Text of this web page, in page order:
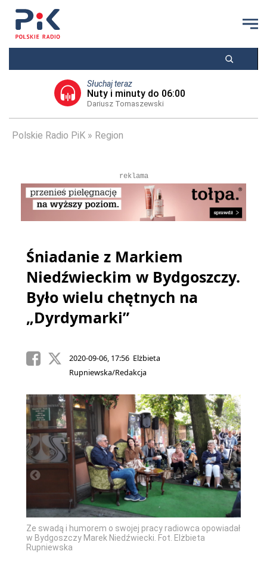
Słuchaj teraz
Nuty i minuty do 06:00
Dariusz Tomaszewski
Polskie Radio PiK Region
reklama
Śniadanie z Markiem
Niedźwieckim w Bydgoszczy.
Było wielu chętnych na
„Dyrdymarki”
2020-09-06, 17:56 Elżbieta
Rupniewska/Redakcja
Ze swadą i humorem o swojej pracy radiowca opowiadał
w Bydgoszczy Marek Niedźwiecki. Fot. Elżbieta
Rupniewska